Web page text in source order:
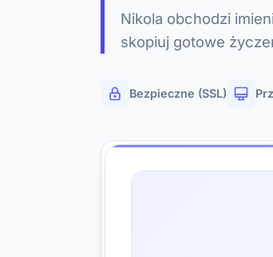
Nikola obchodzi
skopiuj gotowe
Bezpieczne (SSL)